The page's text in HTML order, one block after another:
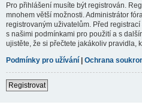
Pro přihlášení musíte být registrován.
mnohem větší možnosti. Administrátor
registrovaným uživatelům. Před
s našimi podmínkami pro použití a s
ujistěte, že si přečtete jakákoliv pravidla,
Podmínky pro užívání | Ochrana
Registrovat